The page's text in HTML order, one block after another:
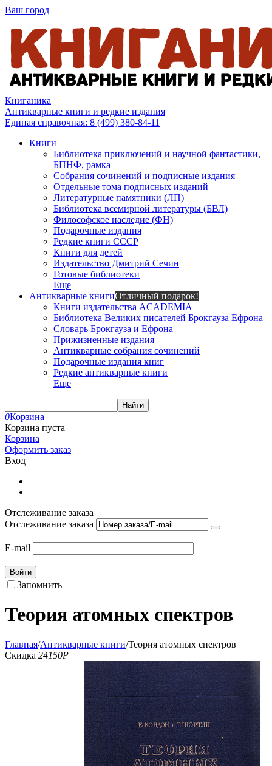
Ваш город
Книганика
Антикварные книги и редкие издания
Единая справочная: 8 (499) 380-84-11
Книги
Библиотека приключений и научной фантастики,
БПНФ, рамка
Собрания сочинений и подписные издания
Отдельные тома подписных изданий
Литературные памятники (ЛП)
Библиотека всемирной литературы (БВЛ)
Философское наследие (ФН)
Подарочные издания
Редкие книги СССР
Книги для детей
Издательство Дмитрий Сечин
Готовые библиотеки
Еще
Антикварные книгиОтличный подарок!
Книги издательства ACADEMIA
Библиотека Великих писателей Брокгауза Ефрона
Словарь Брокгауза и Ефрона
Прижизненные издания
Антикварные собрания сочинений
Подарочные издания книг
Редкие антикварные книги
Еще
Найти
0Корзина
Корзина пуста
Корзина
Оформить заказ
Вход
Отслеживание заказа
Отслеживание заказа
E-mail
Войти
Запомнить
Теория атомных спектров
Главная/Антикварные книги/Теория атомных спектров
Скидка 24150Р